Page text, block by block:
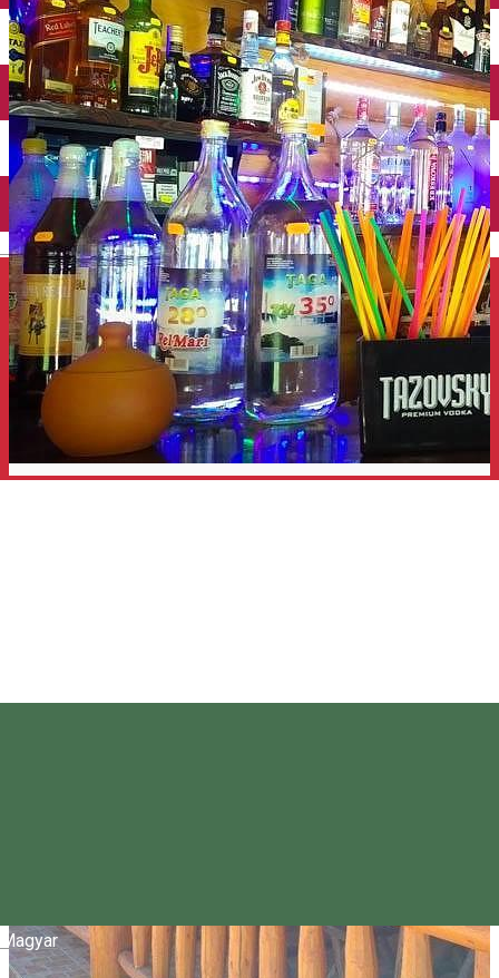
English
Magyar
Închirieri auto
Închirieri de biciclete